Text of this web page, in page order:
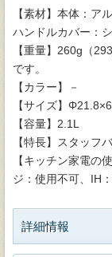
【素材】本体：ア
ハンドルカバー：
【重量】260g（
です。
【カラー】－
【サイズ】
【容量】2.1L
【特長】スタッフ
【キッチン家電の
ジ：使用不可、IH
詳細情報